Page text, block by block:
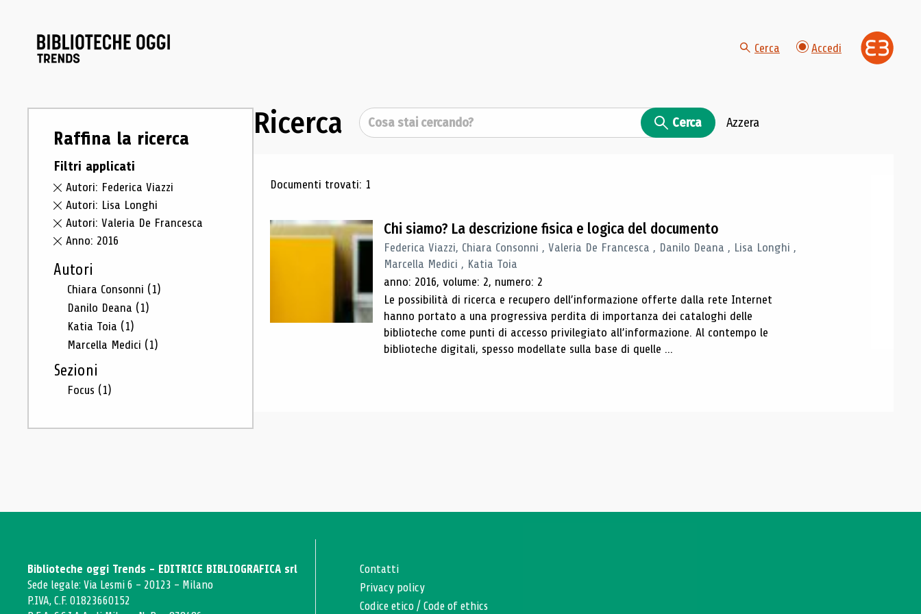
Cerca Accedi
Raffina la ricerca
Filtri applicati
Autori: Federica Viazzi
Autori: Lisa Longhi
Autori: Valeria De Francesca
Anno: 2016
Autori
Chiara Consonni (1)
Danilo Deana (1)
Katia Toia (1)
Marcella Medici (1)
Sezioni
Focus (1)
Ricerca Cerca Cerca Azzera
Risultati di ricerca
Documenti trovati: 1
Chi siamo? La descrizione fisica e logica del documento
Federica Viazzi, Chiara Consonni , Valeria De Francesca , Danilo Deana , Lisa Longhi ,
Marcella Medici , Katia Toia
anno: 2016, volume: 2, numero: 2
Le possibilità di ricerca e recupero dell’informazione offerte dalla rete Internet
hanno portato a una progressiva perdita di importanza dei cataloghi delle
biblioteche come punti di accesso privilegiato all’informazione. Al contempo le
biblioteche digitali, spesso modellate sulla base di quelle ...
Biblioteche oggi Trends - EDITRICE BIBLIOGRAFICA srl
Sede legale: Via Lesmi 6 - 20123 - Milano
P.IVA, C.F. 01823660152
Contatti
Privacy policy
Codice etico /Code of ethics